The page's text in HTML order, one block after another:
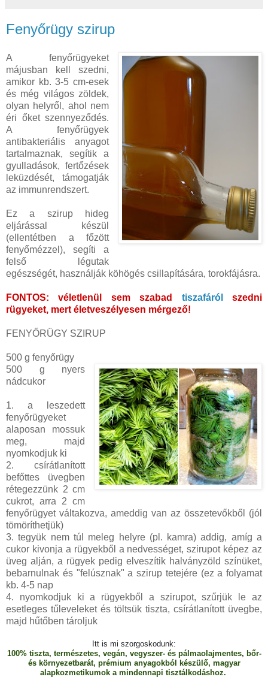
Fenyőrügy szirup
A fenyőrügyeket
májusban kell szedni,
amikor kb. 3-5 cm-esek
és még világos zöldek,
olyan helyről, ahol nem
éri őket szennyeződés.
A fenyőrügyek
antibakteriális anyagot
tartalmaznak, segítik a
gyulladások, fertőzések
leküzdését, támogatják
az immunrendszert.
Ez a szirup hideg
eljárással készül
(ellentétben a főzött
fenyőmézzel), segíti a
felső légutak
egészségét, használják köhögés csillapítására, torokfájásra.
FONTOS: véletlenül sem szabad tiszafáról
szedni
rügyeket, mert életveszélyesen mérgező!
FENYŐRÜGY SZIRUP
500 g fenyőrügy
500 g nyers
nádcukor
1. a leszedett
fenyőrügyeket
alaposan mossuk
meg, majd
nyomkodjuk ki
2. csírátlanított
befőttes üvegben
rétegezzünk 2 cm
cukrot, arra 2 cm
fenyőrügyet váltakozva, ameddig van az összetevőkből (jól
tömöríthetjük)
3. tegyük nem túl meleg helyre (pl. kamra) addig, amíg a
cukor kivonja a rügyekből a nedvességet, szirupot képez az
üveg alján, a rügyek pedig elveszítik halványzöld színüket,
bebarnulnak és "felúsznak" a szirup tetejére (ez a folyamat
kb. 4-5 nap
4. nyomkodjuk ki a rügyekből a szirupot, szűrjük le az
esetleges tűleveleket és töltsük tiszta, csírátlanított üvegbe,
majd hűtőben tároljuk
Itt is mi szorgoskodunk:
100% tiszta, természetes, vegán, vegyszer- és pálmaolajmentes, bőr-
és környezetbarát, prémium anyagokból készülő, magyar
alapkozmetikumok a mindennapi tisztálkodáshoz.